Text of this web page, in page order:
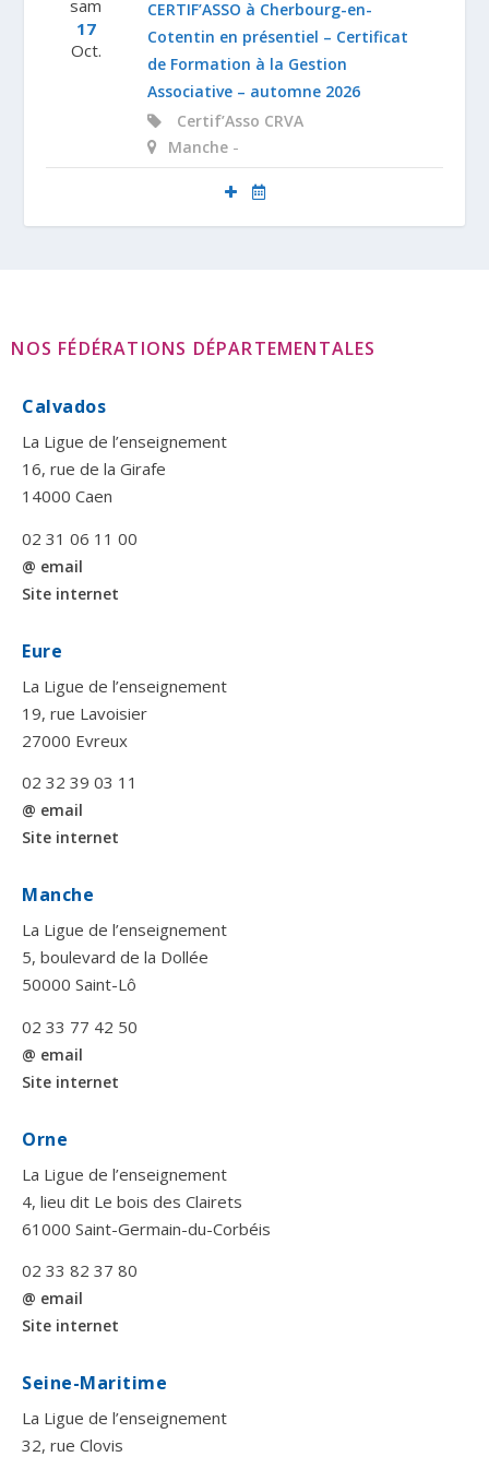
sam
17
Oct.
CERTIF’ASSO à Cherbourg-en-
Cotentin en présentiel – Certificat
de Formation à la Gestion
Associative – automne 2026
Certif’Asso CRVA
Manche -
NOS FÉDÉRATIONS DÉPARTEMENTALES
Calvados
La Ligue de l’enseignement
16, rue de la Girafe
14000 Caen
02 31 06 11 00
@ email
Site internet
Eure
La Ligue de l’enseignement
19, rue Lavoisier
27000 Evreux
02 32 39 03 11
@ email
Site internet
Manche
La Ligue de l’enseignement
5, boulevard de la Dollée
50000 Saint-Lô
02 33 77 42 50
@ email
Site internet
Orne
La Ligue de l’enseignement
4, lieu dit Le bois des Clairets
61000 Saint-Germain-du-Corbéis
02 33 82 37 80
@ email
Site internet
Seine-Maritime
La Ligue de l’enseignement
32, rue Clovis